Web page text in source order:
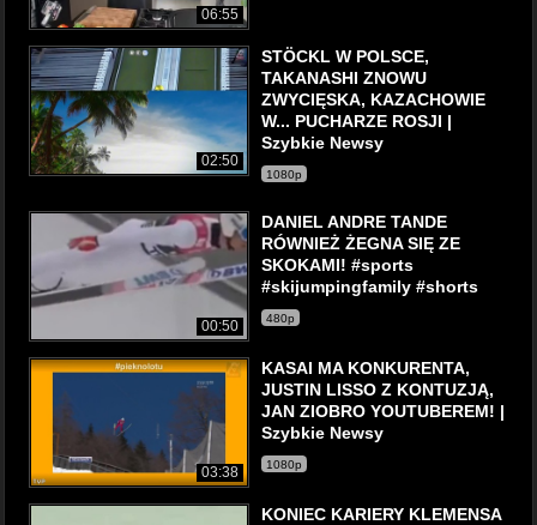
06:55
02:50
STÖCKL W POLSCE,
TAKANASHI ZNOWU
ZWYCIĘSKA, KAZACHOWIE
W... PUCHARZE ROSJI |
Szybkie Newsy
1080p
00:50
DANIEL ANDRE TANDE
RÓWNIEŻ ŻEGNA SIĘ ZE
SKOKAMI! #sports
#skijumpingfamily #shorts
480p
03:38
KASAI MA KONKURENTA,
JUSTIN LISSO Z KONTUZJĄ,
JAN ZIOBRO YOUTUBEREM! |
Szybkie Newsy
1080p
KONIEC KARIERY KLEMENSA